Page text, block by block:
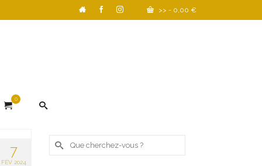
>> - 0,00 €
0
7
FÉV 2024
Rechercher :